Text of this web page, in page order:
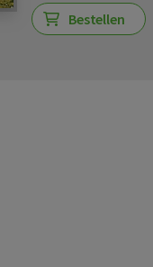
Bestellen